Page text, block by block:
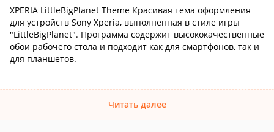
XPERIA LittleBigPlanet Theme Красивая тема оформления
для устройств Sony Xperia, выполненная в стиле игры
"LittleBigPlanet". Программа содержит высококачественные
обои рабочего стола и подходит как для смартфонов, так и
для планшетов.
Читать далее